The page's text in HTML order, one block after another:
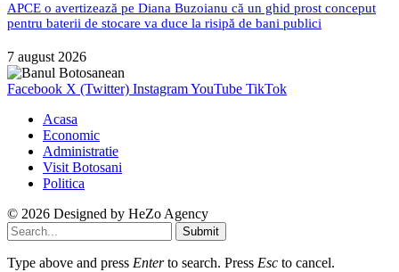
APCE o avertizează pe Diana Buzoianu că un ghid prost conceput
pentru baterii de stocare va duce la risipă de bani publici
7 august 2026
Facebook X (Twitter) InstagramYouTube TikTok
Acasa
Economic
Administratie
Visit Botosani
Politica
© 2026 Designed by HeZo Agency
Submit
Type above and press Enterto search. Press Esc to cancel.